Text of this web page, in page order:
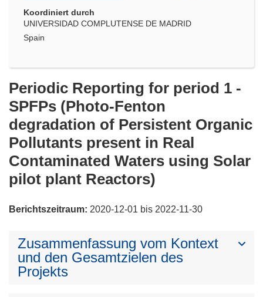
Koordiniert durch
UNIVERSIDAD COMPLUTENSE DE MADRID
Spain
Periodic Reporting for period 1 -
SPFPs (Photo-Fenton
degradation of Persistent Organic
Pollutants present in Real
Contaminated Waters using Solar
pilot plant Reactors)
Berichtszeitraum: 2020-12-01 bis 2022-11-30
Zusammenfassung vom Kontext
und den Gesamtzielen des
Projekts